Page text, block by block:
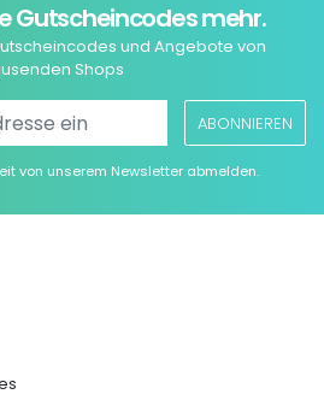
Gutscheincodes mehr.
und Angebote von
Shops
ABONNIEREN
von unserem Newsletter abmelden.